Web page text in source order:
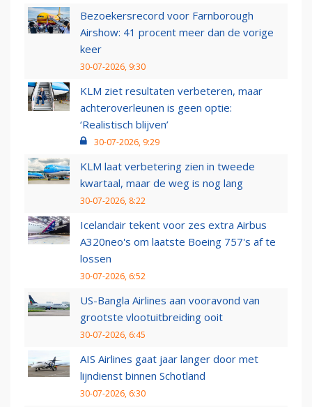
Bezoekersrecord voor Farnborough
Airshow: 41 procent meer dan de vorige
keer
30-07-2026, 9:30
KLM ziet resultaten verbeteren, maar
achteroverleunen is geen optie:
‘Realistisch blijven’
30-07-2026, 9:29
KLM laat verbetering zien in tweede
kwartaal, maar de weg is nog lang
30-07-2026, 8:22
Icelandair tekent voor zes extra Airbus
A320neo's om laatste Boeing 757's af te
lossen
30-07-2026, 6:52
US-Bangla Airlines aan vooravond van
grootste vlootuitbreiding ooit
30-07-2026, 6:45
AIS Airlines gaat jaar langer door met
lijndienst binnen Schotland
30-07-2026, 6:30